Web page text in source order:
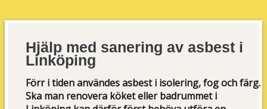
Hjälp med sanering av asbest i
Linköping
Förr i tiden användes asbest i isolering, fog och färg.
Ska man renovera köket eller badrummet i